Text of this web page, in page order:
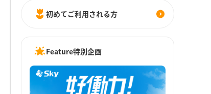
初めてご利用される方
Feature特別企画